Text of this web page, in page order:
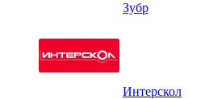
Зубр
Интерскол